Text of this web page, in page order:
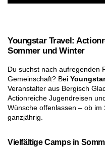
Youngstar Travel:
Sommer und Winter
Du suchst nach aufregenden
Gemeinschaft? Bei
Veranstalter aus Bergisch
Actionreiche Jugendreisen
Wünsche offenlassen – ob im
ganzjährig.
Vielfältige Camps in